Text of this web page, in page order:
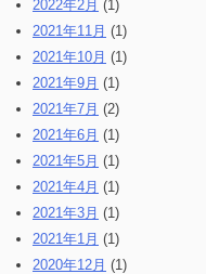
2022年2月 (1)
2021年11月 (1)
2021年10月 (1)
2021年9月 (1)
2021年7月 (2)
2021年6月 (1)
2021年5月 (1)
2021年4月 (1)
2021年3月 (1)
2021年1月 (1)
2020年12月 (1)